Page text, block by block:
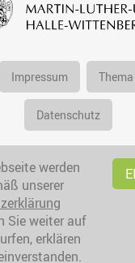
Impressum
Datenschutz
werden
unserer
Sie weiter auf
erklären